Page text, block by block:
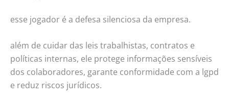
esse jogador é a defesa silenciosa da empresa.
além de cuidar das leis trabalhistas, contratos e
políticas internas, ele protege informações sensíveis
dos colaboradores, garante conformidade com a lgpd
e reduz riscos jurídicos.